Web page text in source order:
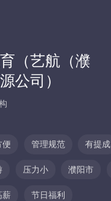
（艺航（濮
公司）
便 管理规范 有提成
压力小 濮阳市
薪 节日福利